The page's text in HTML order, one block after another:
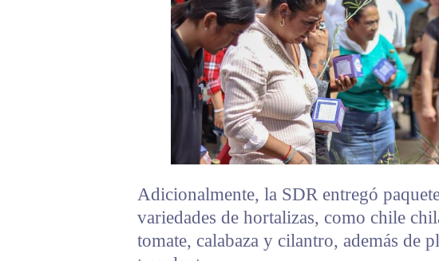
Adicionalmente, la SDR entregó
variedades de hortalizas, como chile
tomate, calabaza y cilantro, además de